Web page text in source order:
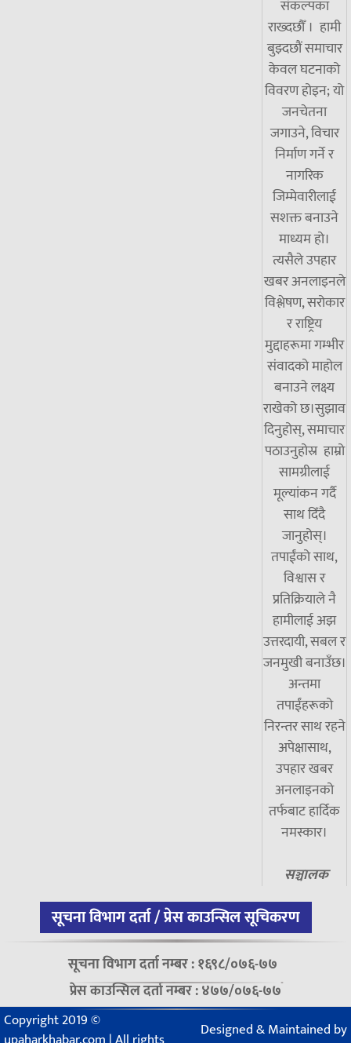
संकल्पका
राख्दछौँ । हामी
बुझ्दछौं समाचार
केवल घटनाको
विवरण होइन; यो
जनचेतना
जगाउने, विचार
निर्माण गर्ने र
नागरिक
जिम्मेवारीलाई
सशक्त बनाउने
माध्यम हो।
त्यसैले उपहार
खबर अनलाइनले
विश्लेषण, सरोकार
र राष्ट्रिय
मुद्दाहरूमा गम्भीर
संवादको माहोल
बनाउने लक्ष्य
राखेको छ।सुझाव
दिनुहोस्, समाचार
पठाउनुहोस्र हाम्रो
सामग्रीलाई
मूल्यांकन गर्दै
साथ दिँदै
जानुहोस्।
तपाईंको साथ,
विश्वास र
प्रतिक्रियाले नै
हामीलाई अझ
उत्तरदायी, सबल र
जनमुखी बनाउँछ।
अन्तमा
तपाईंहरूको
निरन्तर साथ रहने
अपेक्षासाथ,
उपहार खबर
अनलाइनको
तर्फबाट हार्दिक
नमस्कार।
सञ्चालक
सूचना विभाग दर्ता / प्रेस काउन्सिल सूचिकरण
सूचना विभाग दर्ता नम्बर : १६९८/०७६-७७
प्रेस काउन्सिल दर्ता नम्बर : ४७७/०७६-७७
Copyright 2019 ©
Designed & Maintained by